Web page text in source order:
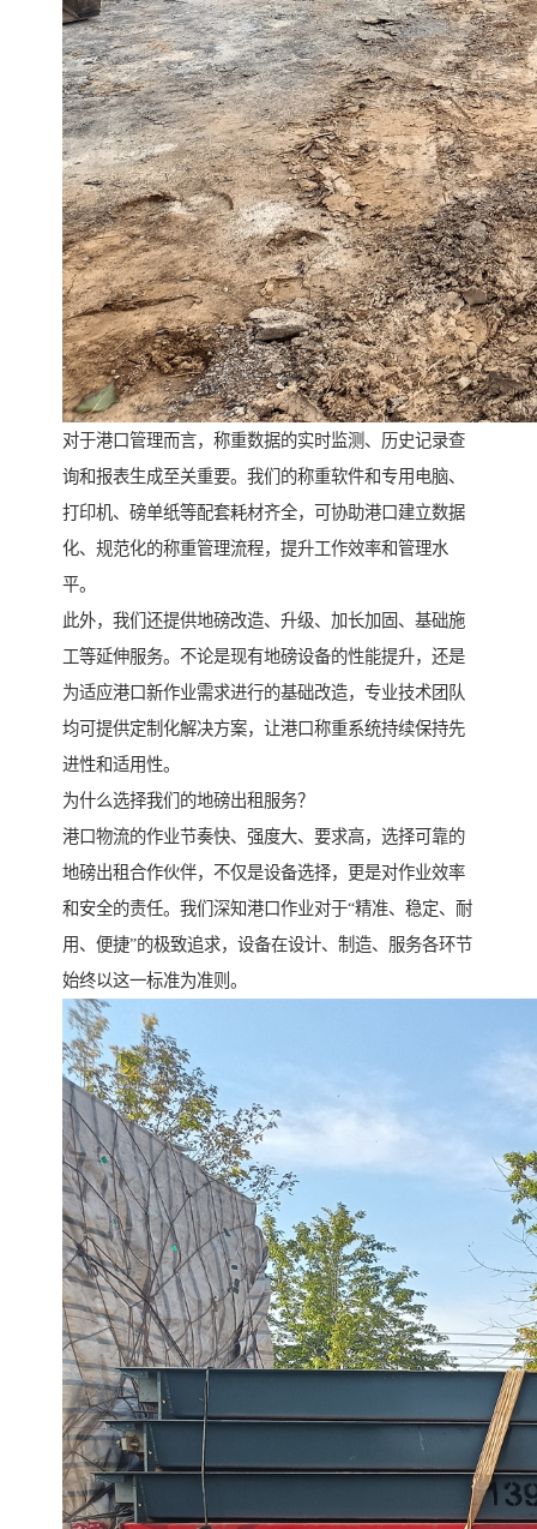
对于港口管理而言，称重数据的实时监测、历史记录查
询和报表生成至关重要。我们的称重软件和专用电脑、
打印机、磅单纸等配套耗材齐全，可协助港口建立数据
化、规范化的称重管理流程，提升工作效率和管理水
平。
此外，我们还提供地磅改造、升级、加长加固、基础施
工等延伸服务。不论是现有地磅设备的性能提升，还是
为适应港口新作业需求进行的基础改造，专业技术团队
均可提供定制化解决方案，让港口称重系统持续保持先
进性和适用性。
为什么选择我们的地磅出租服务？
港口物流的作业节奏快、强度大、要求高，选择可靠的
地磅出租合作伙伴，不仅是设备选择，更是对作业效率
和安全的责任。我们深知港口作业对于“精准、稳定、耐
用、便捷”的极致追求，设备在设计、制造、服务各环节
始终以这一标准为准则。